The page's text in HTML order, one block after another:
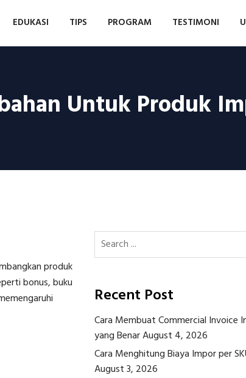
EDUKASI TIPS PROGRAM TESTIMONI
Untuk Produk
produk
bonus, buku
Recent Post
Cara Membuat Commercial Invoice
yang BenarAugust 4, 2026
Cara Menghitung Biaya Impor per
August 3, 2026